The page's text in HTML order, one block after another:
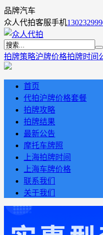
品牌汽车
众人代拍客服手机
拍牌策略沪牌价格拍牌时间
首页
代拍沪牌价格套餐
拍牌攻略
拍牌结果
最新公告
摩托车牌照
上海拍牌时间
上海车牌价格
联系我们
关于我们